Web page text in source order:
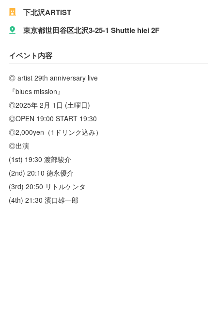
下北沢ARTIST
東京都世田谷区北沢3-25-1 Shuttle hiei 2F
イベント内容
◎ artist 29th anniversary live
『blues mission』
◎2025年 2月 1日 (土曜日)
◎OPEN 19:00 START 19:30
◎2,000yen（1ドリンク込み）
◎出演
(1st) 19:30 渡部駿介
(2nd) 20:10 徳永優介
(3rd) 20:50 リトルケンタ
(4th) 21:30 濱口雄一郎